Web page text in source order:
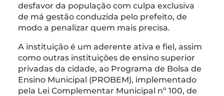
desfavor da população com culpa exclusiva
de má gestão conduzida pelo prefeito, de
modo a penalizar quem mais precisa.
A instituição é um aderente ativa e fiel, assim
como outras instituições de ensino superior
privadas da cidade, ao Programa de Bolsa de
Ensino Municipal (PROBEM), implementado
pela Lei Complementar Municipal nº 100, de